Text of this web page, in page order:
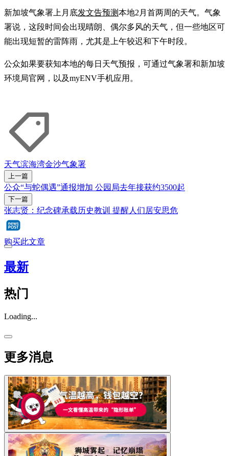
新加坡气象署上月底发文告预测本地2月首两周的天气。气象
署说，这段时间会出现晴朗、偶尔多风的天气，但一些地区可
能出现短暂的雷阵雨，尤其是上午较迟和下午时段。
公众如果要获知本地的每日天气预报，可通过气象署和新加坡
环境局官网，以及myENV手机应用。
天气滨海湾金沙气象署
上一篇
公众“与蛇偶遇”通报增加 公园局去年接获约3500起
下一篇
张志贤：纪念碑承载历史教训 提醒人们居安思危
购买此文章
最新
热门
Loading...
更多消息